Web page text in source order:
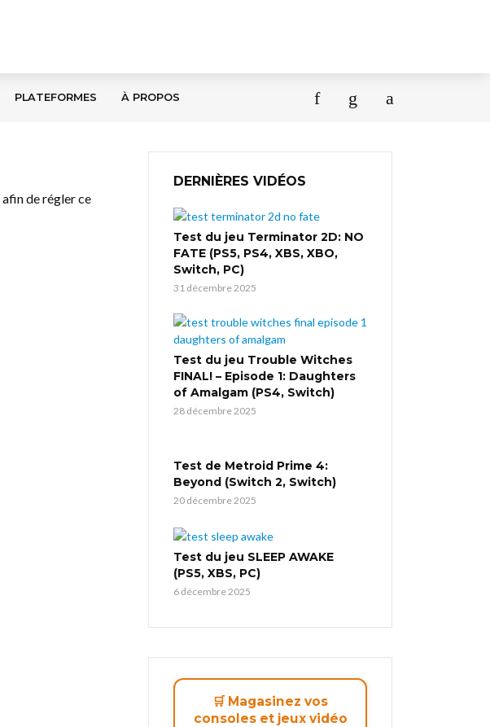
PLATEFORMES À PROPOS
de régler ce
DERNIÈRES VIDÉOS
Test du jeu Terminator 2D: NO
FATE (PS5, PS4, XBS, XBO,
Switch, PC)
31 décembre 2025
Test du jeu Trouble Witches
FINAL! – Episode 1: Daughters
of Amalgam (PS4, Switch)
28 décembre 2025
Test de Metroid Prime 4:
Beyond (Switch 2, Switch)
20 décembre 2025
Test du jeu SLEEP AWAKE
(PS5, XBS, PC)
6 décembre 2025
🛒 Magasinez vos
consoles et jeux vidéo